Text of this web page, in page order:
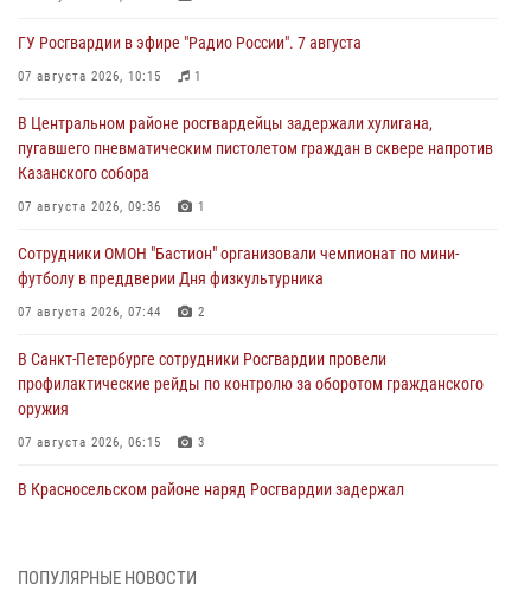
ГУ Росгвардии в эфире "Радио России". 7 августа
07 августа 2026, 10:15 1
В Центральном районе росгвардейцы задержали хулигана,
пугавшего пневматическим пистолетом граждан в сквере напротив
Казанского собора
07 августа 2026, 09:36 1
Сотрудники ОМОН "Бастион" организовали чемпионат по мини-
футболу в преддверии Дня физкультурника
07 августа 2026, 07:44 2
В Санкт-Петербурге сотрудники Росгвардии провели
профилактические рейды по контролю за оборотом гражданского
оружия
07 августа 2026, 06:15 3
В Красносельском районе наряд Росгвардии задержал
06 августа 2026, 13:39 1
ПОПУЛЯРНЫЕ НОВОСТИ